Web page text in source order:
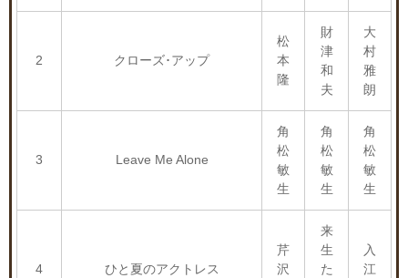
2 クローズ･アップ
松
本
隆
財
津
和
夫
大
村
雅
朗
3 Leave Me Alone
角
松
敏
生
角
松
敏
生
角
松
敏
生
4 ひと夏のアクトレス
芹
沢
来
生
た
入
江